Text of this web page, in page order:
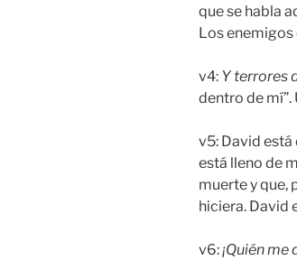
que se habla
Los
v4: Y terrores
dentro de
v5: David
está lleno de
muerte y que,
hiciera. David
v6:¡Quién me